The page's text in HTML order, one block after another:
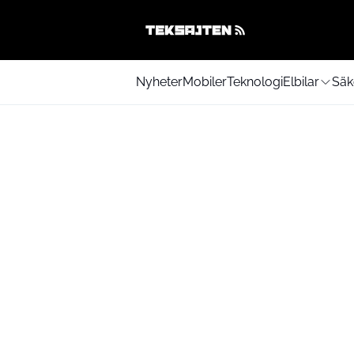
NyheterMobilerTeknologiElbilar